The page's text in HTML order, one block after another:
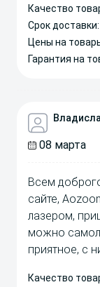
Качество
Срок доставки:
Цены на
Гарантия на
08 марта
Всем
сайте,
лазером,
можно
приятное, с
Качество